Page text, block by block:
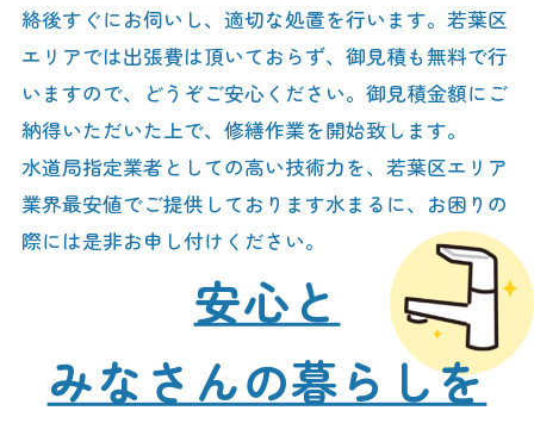
絡後すぐにお伺いし、適切な処置を行います。若葉区
エリアでは出張費は頂いておらず、御見積も無料で行
いますので、どうぞご安心ください。御見積金額にご
納得いただいた上で、修繕作業を開始致します。
水道局指定業者としての高い技術力を、若葉区エリア
業界最安値でご提供しております水まるに、お困りの
際には是非お申し付けください。
安心と
みなさんの暮らしを